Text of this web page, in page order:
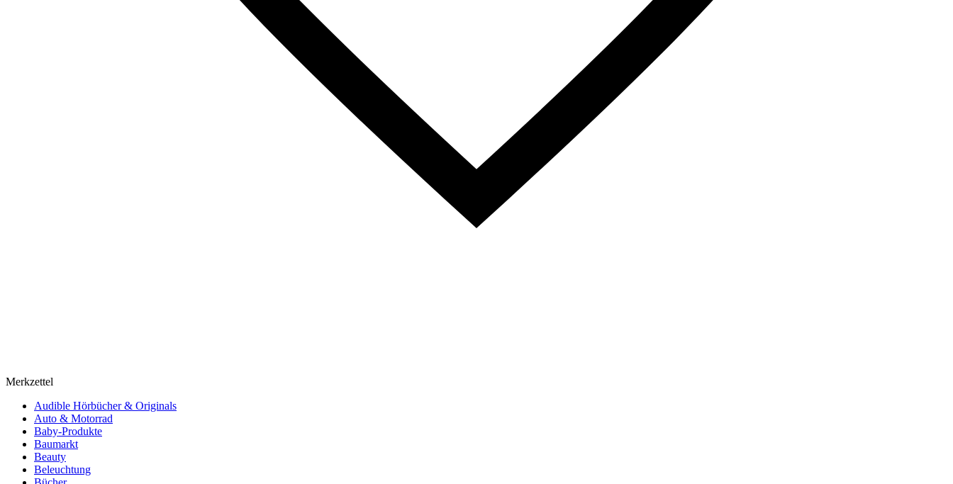
Merkzettel
Audible Hörbücher & Originals
Auto & Motorrad
Baby-Produkte
Baumarkt
Beauty
Beleuchtung